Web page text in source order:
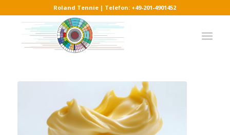
Roland Tennie | Telefon: +49-201-4901452